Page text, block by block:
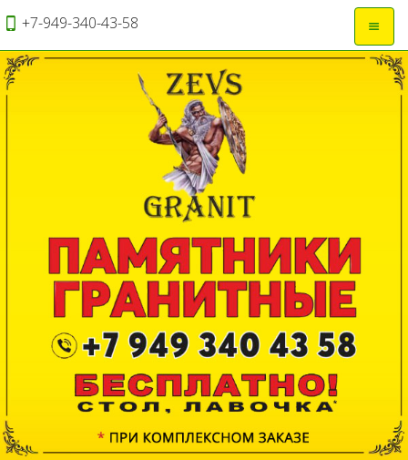
+7-949-340-43-58